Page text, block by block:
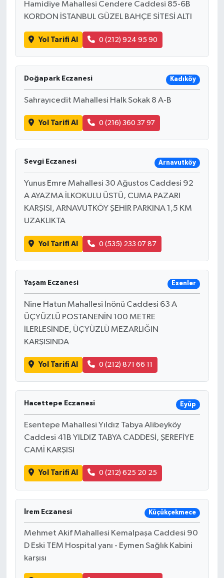
Hamidiye Mahallesi Cendere Caddesi 85-6B
KORDON İSTANBUL GÜZEL BAHÇE SİTESİ ALTI
Yol Tarifi Al 0 (212) 924 95 90
Doğapark Eczanesi Kadıköy
Sahrayıcedit Mahallesi Halk Sokak 8 A-B
Yol Tarifi Al 0 (216) 360 37 97
Sevgi Eczanesi Arnavutköy
Yunus Emre Mahallesi 30 Ağustos Caddesi 92
A AYAZMA İLKOKULU ÜSTÜ, CUMA PAZARI
KARŞISI, ARNAVUTKÖY ŞEHİR PARKINA 1,5 KM
UZAKLIKTA
Yol Tarifi Al 0 (535) 233 07 87
Yaşam Eczanesi Esenler
Nine Hatun Mahallesi İnönü Caddesi 63 A
ÜÇYÜZLÜ POSTANENİN 100 METRE
İLERLESİNDE, ÜÇYÜZLÜ MEZARLIĞIN
KARŞISINDA
Yol Tarifi Al 0 (212) 871 66 11
Hacettepe Eczanesi Eyüp
Esentepe Mahallesi Yıldız Tabya Alibeyköy
Caddesi 41B YILDIZ TABYA CADDESİ, ŞEREFİYE
CAMİ KARŞISI
Yol Tarifi Al 0 (212) 625 20 25
İrem Eczanesi Küçükçekmece
Mehmet Akif Mahallesi Kemalpaşa Caddesi 90
D Eski TEM Hospital yanı - Eymen Sağlık Kabini
karşısı